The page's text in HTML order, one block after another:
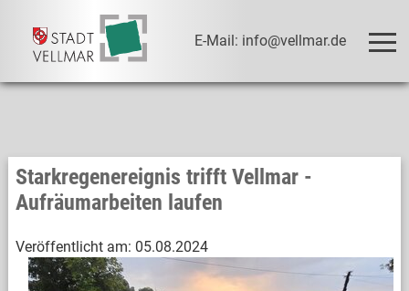
E-Mail: info@vellmar.de
Starkregenereignis trifft Vellmar -
Aufräumarbeiten laufen
Veröffentlicht am: 05.08.2024